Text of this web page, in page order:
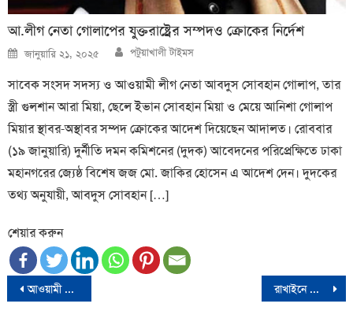
আ.লীগ নেতা গোলাপের যুক্তরাষ্ট্রের সম্পদও ক্রোকের নির্দেশ
Posted
on
জানুয়ারি ২১, ২০২৫ Author
পটুয়াখালী টাইমস
সাবেক সংসদ সদস্য ও আওয়ামী লীগ নেতা আবদুস সোবহান গোলাপ, তার
স্ত্রী গুলশান আরা মিয়া, ছেলে ইভান সোবহান মিয়া ও মেয়ে আনিশা গোলাপ
মিয়ার স্থাবর-অস্থাবর সম্পদ ক্রোকের আদেশ দিয়েছেন আদালত। রোববার
(১৯ জানুয়ারি) দুর্নীতি দমন কমিশনের (দুদক) আবেদনের পরিপ্রেক্ষিতে ঢাকা
মহানগরের জ্যেষ্ঠ বিশেষ জজ মো. জাকির হোসেন এ আদেশ দেন। দুদকের
তথ্য অনুযায়ী, আবদুস সোবহান […]
শেয়ার করুন
Post
আওয়ামী লীগের দু’গ্রুপের সংঘর্ষে নিহত ১, গুলিবিদ্ধ ২০ রাখাইনে সংঘাত: নতুন সংকটে রোহিঙ্গা প্রত্যাবাসন?